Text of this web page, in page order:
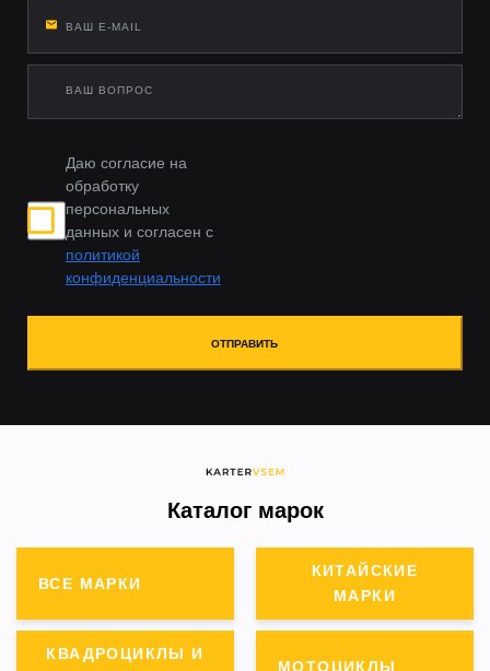
Даю согласие на
обработку
персональных
данных и согласен с
политикой
конфиденциальности
ОТПРАВИТЬ
Каталог марок
ВСЕ МАРКИ
КИТАЙСКИЕ
МАРКИ
КВАДРОЦИКЛЫ И
МОТОЦИКЛЫ